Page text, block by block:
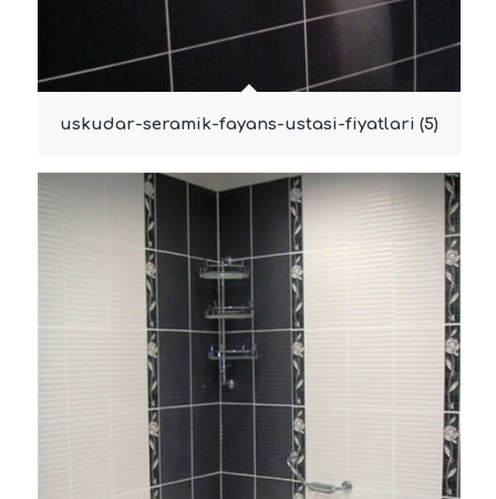
uskudar-seramik-fayans-ustasi-fiyatlari (5)